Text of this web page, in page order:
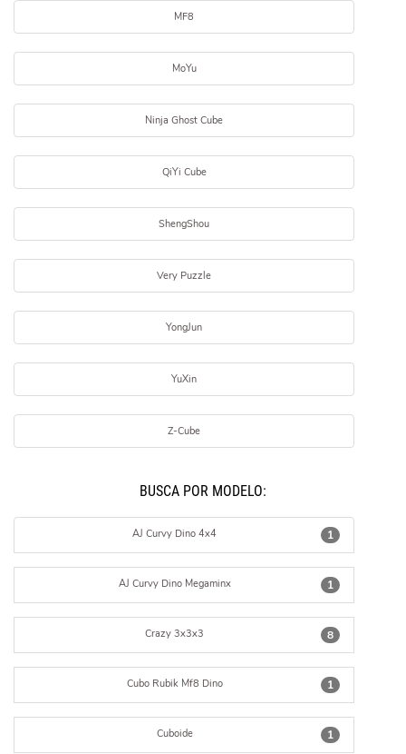
MF8
MoYu
Ninja Ghost Cube
QiYi Cube
ShengShou
Very Puzzle
YongJun
YuXin
Z-Cube
BUSCÁ POR MODELO:
1
AJ Curvy Dino 4x4
1
AJ Curvy Dino Megaminx
8
Crazy 3x3x3
1
Cubo Rubik Mf8 Dino
1
Cuboide